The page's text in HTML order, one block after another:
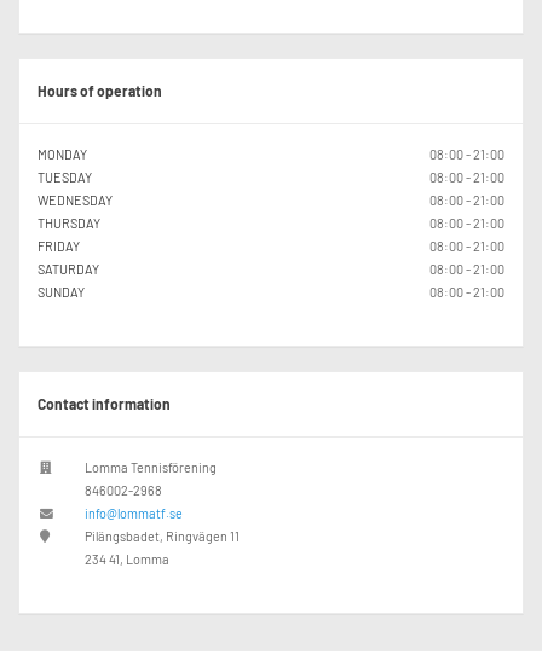
Hours of operation
MONDAY
08:00 - 21:00
TUESDAY
08:00 - 21:00
WEDNESDAY
08:00 - 21:00
THURSDAY
08:00 - 21:00
FRIDAY
08:00 - 21:00
SATURDAY
08:00 - 21:00
SUNDAY
08:00 - 21:00
Contact information
Lomma Tennisförening
846002-2968
info@lommatf.se
Pilängsbadet, Ringvägen 11
234 41, Lomma